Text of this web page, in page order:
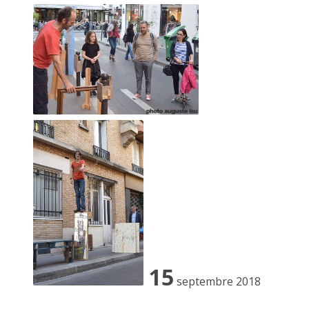
15 septembre 2018
Le dictionnaire